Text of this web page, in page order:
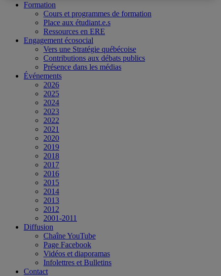
Formation
Cours et programmes de formation
Place aux étudiant.e.s
Ressources en ERE
Engagement écosocial
Vers une Stratégie québécoise
Contributions aux débats publics
Présence dans les médias
Événements
2026
2025
2024
2023
2022
2021
2020
2019
2018
2017
2016
2015
2014
2013
2012
2001-2011
Diffusion
Chaîne YouTube
Page Facebook
Vidéos et diaporamas
Infolettres et Bulletins
Contact